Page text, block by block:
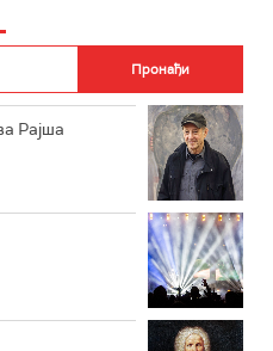
РАДИО РОКЕНРОЛЕР
Рајша